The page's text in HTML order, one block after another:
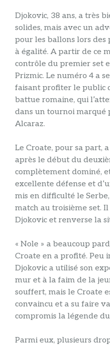
Djokovic, 38 ans, a très
solides, mais avec un
pour les ballons lors des
à égalité. A partir de ce
contrôle du premier set
Prizmic. Le numéro 4 a
faisant profiter le public
battue romaine, qui
dans un tournoi marqué
Alcaraz.
Le Croate, pour sa part,
après le début du
complètement dominé,
excellente défense et
mis en difficulté le
match au troisième set.
Djokovic et renverse la
« Nole » a beaucoup
Croate en a profité. Peu
Djokovic a utilisé son
mur et à la faim de la
souffert, mais le Croate
convaincu et a su faire
compromis la légende
Parmi eux, plusieurs